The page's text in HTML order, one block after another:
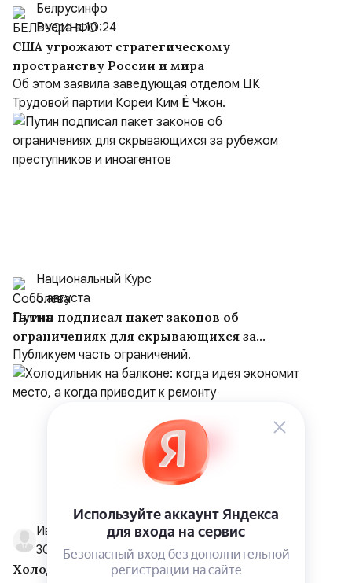
Белрусинфо
Вчера в 10:24
США угрожают стратегическому
пространству России и мира
Об этом заявила заведующая отделом ЦК
Трудовой партии Кореи Ким Ё Чжон.
Национальный Курс
5 августа
Путин подписал пакет законов об
ограничениях для скрывающихся за
рубежом преступников и иноагентов
Публикуем часть ограничений.
Иван Умнов
30 июля
Холодильник на балконе: когда идея